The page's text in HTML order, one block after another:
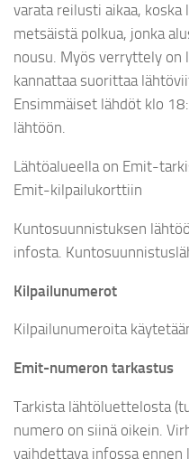
varata reilusti aikaa, koska
metsäistä polkua, jonka
nousu. Myös verryttely on
kannattaa suorittaa
Ensimmäiset lähdöt klo
lähtöön.
Lähtöalueella on Emit-
Emit-kilpailukorttiin
Kuntosuunnistuksen
infosta.
Kilpailunumerot
Kilpailunumeroita
Emit-numeron tarkastus
Tarkista lähtöluettelosta
numero on siinä oikein.
vaihdettava infossa ennen